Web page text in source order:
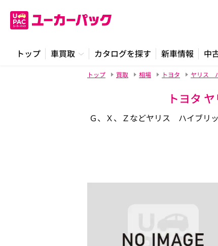
トップ 車買取 カタログを探す 新車情報 中
トップ 買取 相場 トヨタ ヤリス
トヨタ
Ｇ、Ｘ、Ｚなどヤリス ハイブリ